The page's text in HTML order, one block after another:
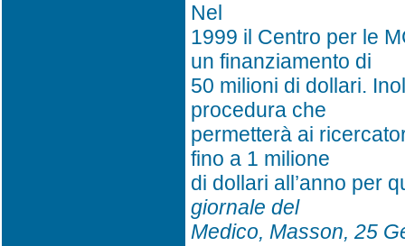
Nel
1999 il Centro per le
un finanziamento di
50 milioni di dollari.
procedura che
permetterà ai
fino a 1 milione
di dollari all’anno per
giornale del
Medico, Masson, 25